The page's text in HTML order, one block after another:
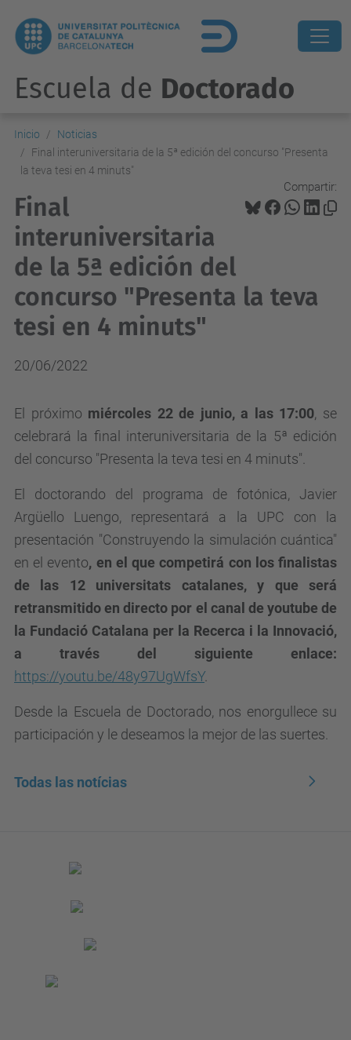
Escuela de Doctorado
Inicio
Noticias
Final interuniversitaria de la 5ª edición del concurso "Presenta
la teva tesi en 4 minuts"
Compartir:
Final
interuniversitaria
de la 5ª edición del
concurso "Presenta la teva
tesi en 4 minuts"
20/06/2022
El próximo miércoles 22 de junio, a las 17:00, se
celebrará la final interuniversitaria de la 5ª edición
del concurso "Presenta la teva tesi en 4 minuts".
El doctorando del programa de fotónica, Javier
Argüello Luengo, representará a la UPC con la
presentación "Construyendo la simulación cuántica"
en el evento, en el que competirá con losfinalistas
de las 12 universitats catalanes, y que será
retransmitido en directo por el canal de youtube de
la Fundació Catalana per la Recerca i la Innovació,
a través del siguiente enlace:
https://youtu.be/48y97UgWfsY.
Desde la Escuela de Doctorado, nos enorgullece su
participación y le deseamos la mejor de las suertes.
Todas las notícias